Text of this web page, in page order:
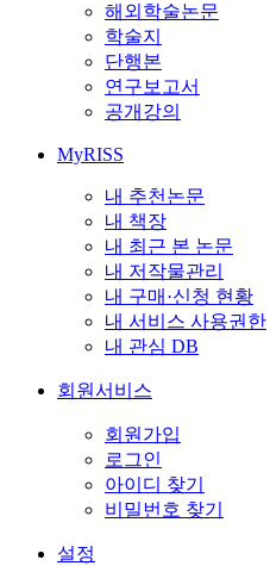
해외학술논문
학술지
단행본
연구보고서
공개강의
MyRISS
내 추천논문
내 책장
내 최근 본 논문
내 저작물관리
내 구매·신청 현황
내 서비스 사용권한
내 관심 DB
회원서비스
회원가입
로그인
아이디 찾기
비밀번호 찾기
설정